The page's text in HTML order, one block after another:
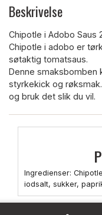
Beskrivelse
Chipotle i Adobo Saus
Chipotle i adobo er
søtaktig tomatsaus.
Denne smaksbomben
styrkekick og
og bruk det slik du vil.
Ingredienser:
iodsalt, sukker,